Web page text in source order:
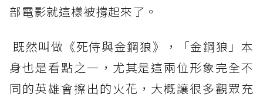
部電影就這樣被撐起來了。
既然叫做《死侍與金鋼狼》，「金鋼狼」本
身也是看點之一，尤其是這兩位形象完全不
同的英雄會擦出的火花，大概讓很多觀眾充